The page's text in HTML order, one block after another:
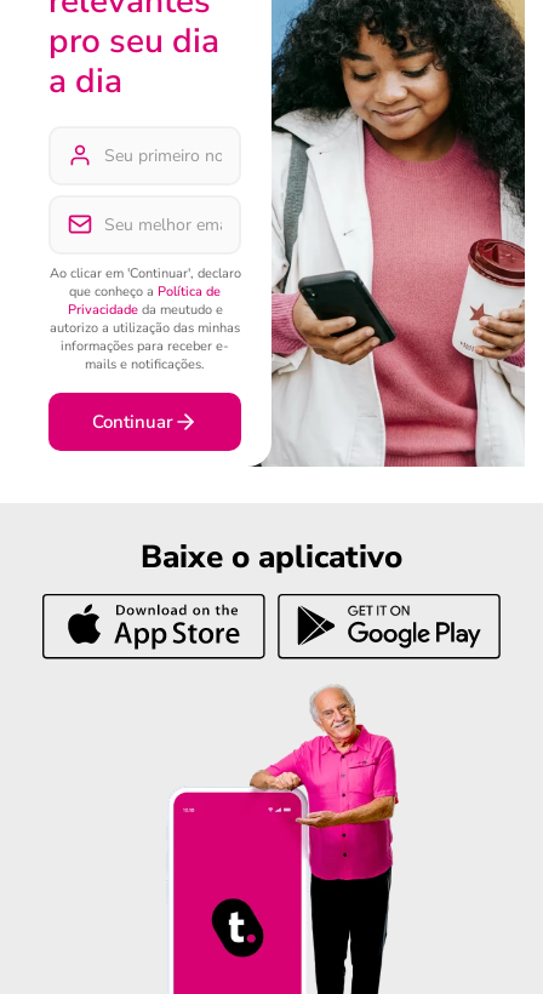
pro seu dia
a dia
Ao clicar em 'Continuar', declaro
que conheço a Política de
Privacidadeda meutudo e
autorizo a utilização das minhas
informações para receber e-
mails e notificações.
Continuar
Baixe o aplicativo